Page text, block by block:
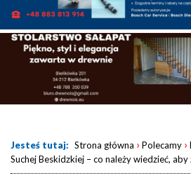
Jesteś tutaj: Strona główna › Polecamy ›
Suchej Beskidzkiej – co należy wiedzieć,